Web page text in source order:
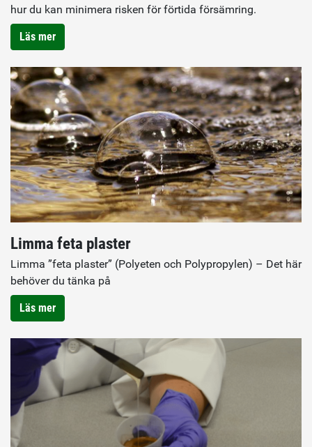
hur du kan minimera risken för förtida försämring.
Läs mer
Limma feta plaster
Limma ”feta plaster” (Polyeten och Polypropylen) – Det här
behöver du tänka på
Läs mer